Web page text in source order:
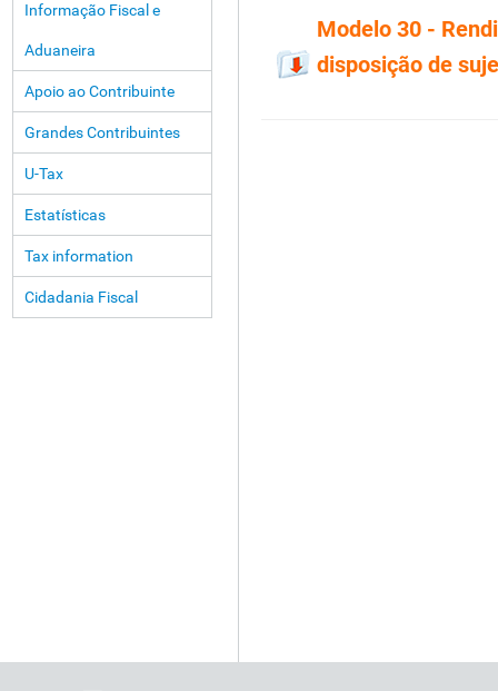
Informação Fiscal e
Aduaneira
Apoio ao Contribuinte
Grandes Contribuintes
U-Tax
Estatísticas
Tax information
Cidadania Fiscal
Modelo 30 -
disposição de